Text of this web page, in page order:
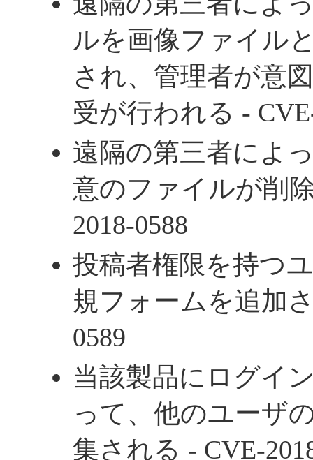
ルを画像ファイル
され、管理者が意
受が行われる -
遠隔の第三者によ
意のファイルが削
2018-0588
投稿者権限を持つ
規フォームを追加
0589
当該製品にログイ
って、他のユーザ
集される - CVE-